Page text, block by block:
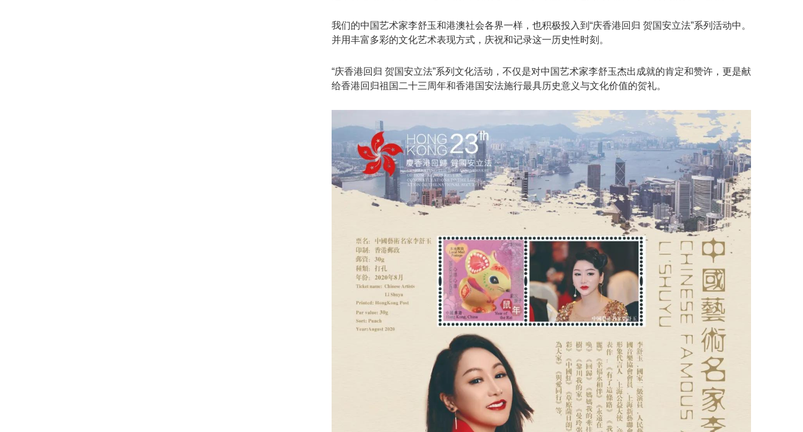
我们的中国艺术家李舒玉和港澳社会各界一样，也积极投入到“庆香港回归 贺国安立法”系列活动中。
并用丰富多彩的文化艺术表现方式，庆祝和记录这一历史性时刻。
“庆香港回归 贺国安立法”系列文化活动，不仅是对中国艺术家李舒玉杰出成就的肯定和赞许，更是献
给香港回归祖国二十三周年和香港国安法施行最具历史意义与文化价值的贺礼。